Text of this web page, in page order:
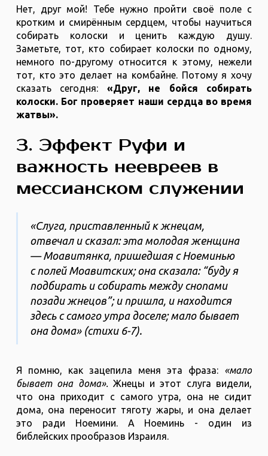
Нет, друг мой! Тебе нужно пройти своё поле с
кротким и смирённым сердцем, чтобы научиться
собирать колоски и ценить каждую душу.
Заметьте, тот, кто собирает колоски по одному,
немного по-другому относится к этому, нежели
тот, кто это делает на комбайне. Потому я хочу
сказать сегодня: «Друг, не бойся собирать
колоски. Бог проверяет наши сердца во время
жатвы».
3. Эффект Руфи и
важность неевреев в
мессианском служении
«Слуга, приставленный к жнецам,
отвечал и сказал: эта молодая женщина
— Моавитянка, пришедшая с Ноеминью
с полей Моавитских; она сказала: “буду я
подбирать и собирать между снопами
позади жнецов”; и пришла, и находится
здесь с самого утра доселе; мало бывает
она дома» (стихи 6-7).
Я помню, как зацепила меня эта фраза: «мало
бывает она дома».Жнецы и этот слуга видели,
что она приходит с самого утра, она не сидит
дома, она переносит тяготу жары, и она делает
это ради Ноемини. А Ноеминь - один из
библейских прообразов Израиля.